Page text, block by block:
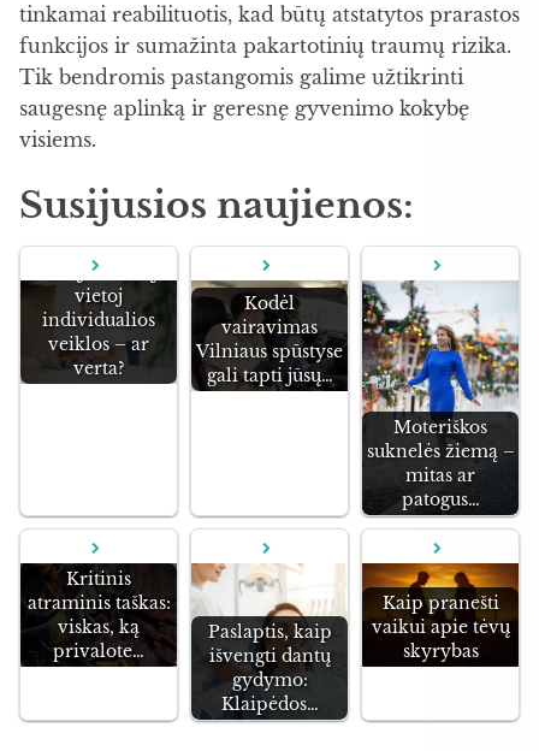
tinkamai reabilituotis, kad būtų atstatytos prarastos
funkcijos ir sumažinta pakartotinių traumų rizika.
Tik bendromis pastangomis galime užtikrinti
saugesnę aplinką ir geresnę gyvenimo kokybę
visiems.
Susijusios naujienos:
Mažoji bendrija
vietoj
individualios
veiklos – ar
verta?
Kodėl
vairavimas
Vilniaus spūstyse
gali tapti jūsų…
Moteriškos
suknelės žiemą –
mitas ar
patogus…
Kritinis
atraminis taškas:
viskas, ką
privalote…
Paslaptis, kaip
išvengti dantų
gydymo:
Klaipėdos…
Kaip pranešti
vaikui apie tėvų
skyrybas